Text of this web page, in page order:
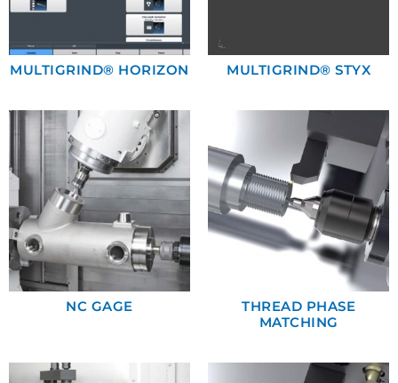
MULTIGRIND® HORIZON MULTIGRIND® STYX
NC GAGE
THREAD PHASE
MATCHING